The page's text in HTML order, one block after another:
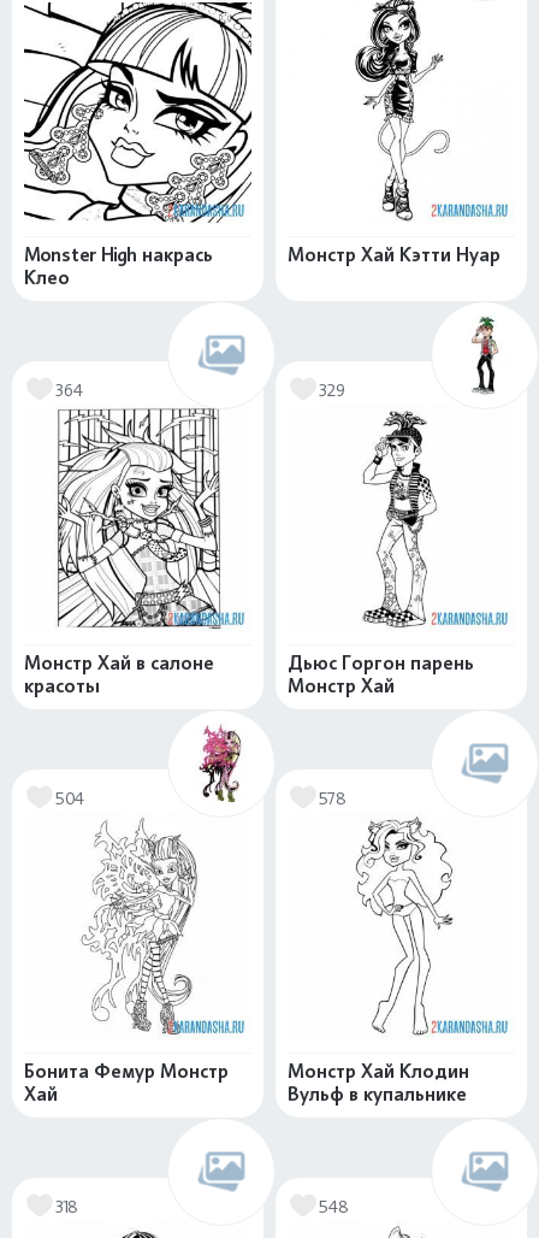
Monster High накрась
Клео
Монстр Хай Кэтти Нуар
364
Монстр Хай в салоне
красоты
329
Дьюс Горгон парень
Монстр Хай
504
Бонита Фемур Монстр
Хай
578
Монстр Хай Клодин
Вульф в купальнике
318 548